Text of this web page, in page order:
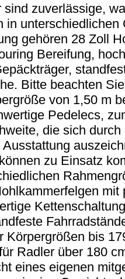
sind zuverlässige,
in unterschiedlichen
gehören 28 Zoll
Bereifung,
Bitte beachten
von 1,50 m
Pedelecs,
die sich
zu Einsatz
mit
Körpergrößen bis
Radler über 180
eines eigenen